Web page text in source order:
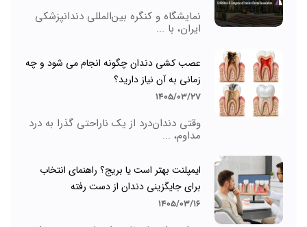
نمایشگاه و کنگره بین‌المللی دندانپزشکی
ایران، با ...
عصب کشی دندان چگونه انجام می شود و چه
زمانی به آن نیاز دارید؟
1405/03/27
وقتی دندان‌درد از یک ناراحتی گذرا به درد
مداوم، ...
ایمپلنت بهتر است یا بریج؟ راهنمای انتخاب
برای جایگزینی دندان از دست رفته
1405/03/16